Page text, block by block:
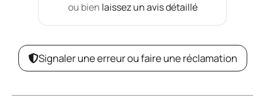
ou bien laissez un avis détaillé
Signaler une erreur ou faire une réclamation